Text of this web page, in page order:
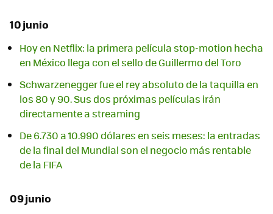
10 junio
Hoy en Netflix: la primera película stop-motion hecha
en México llega con el sello de Guillermo del Toro
Schwarzenegger fue el rey absoluto de la taquilla en
los 80 y 90. Sus dos próximas películas irán
directamente a streaming
De 6.730 a 10.990 dólares en seis meses: la entradas
de la final del Mundial son el negocio más rentable
de la FIFA
09 junio